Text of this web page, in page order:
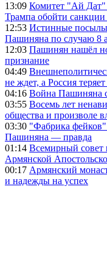
13:09 Комитет "Ай Дат"
Трампа обойти
12:53 Истинные посылы
Пашиняна по случаю 8
12:03 Пашинян нашёл
признание
04:49
не ждет, а Россия
04:16 Война Пашиняна
03:55 Восемь лет
общества и произволе
03:30 "Фабрика
Пашиняна — правда
01:14 Всемирный совет
Армянской
00:17 Армянский
и надежды на успех